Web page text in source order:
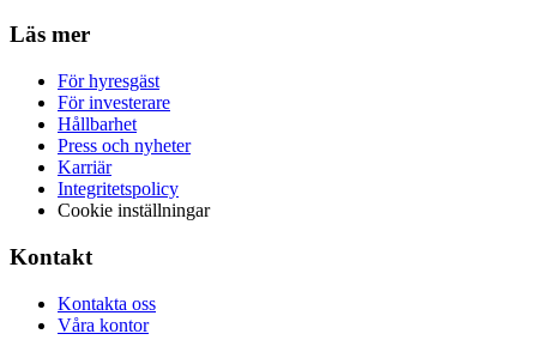
Läs mer
För hyresgäst
För investerare
Hållbarhet
Press och nyheter
Karriär
Integritetspolicy
Cookie inställningar
Kontakt
Kontakta oss
Våra kontor